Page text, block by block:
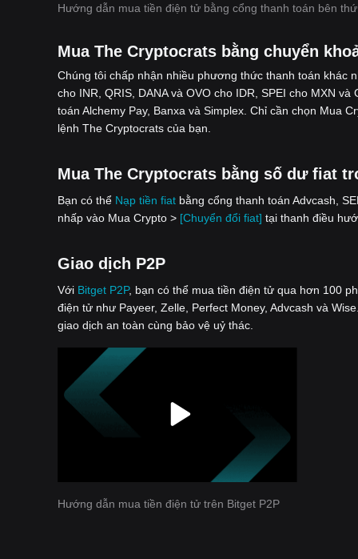
Hướng dẫn mua tiền điện tử bằng cổng thanh toán bên
Mua The Cryptocrats bằng chuyển
Chúng tôi chấp nhận nhiều phương thức thanh toán khác
cho INR, QRIS, DANA và OVO cho IDR, SPEI cho MXN
toán Alchemy Pay, Banxa và Simplex. Chỉ cần chọn Mua
lệnh The Cryptocrats của bạn.
Mua The Cryptocrats bằng số dư fiat
Bạn có thể Nạp tiền fiat bằng cổng thanh toán Advcash,
nhấp vào Mua Crypto > [Chuyển đổi fiat] tại thanh điều
Giao dịch P2P
Với ‌Bitget P2P, bạn có thể mua tiền điện tử qua hơn 100
điện tử như Payeer, Zelle, Perfect Money, Advcash và
giao dịch an toàn cùng bảo vệ uỷ thác.
Hướng dẫn mua tiền điện tử trên Bitget P2P